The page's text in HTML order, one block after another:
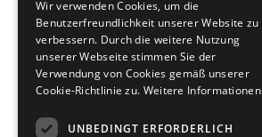
Brautschuhe
Sneaker
Merlet
Nueva Epoca
Bilder
Wir verwenden Cookies, um die
Benutzerfreundlichkeit unserer Website zu
verbessern. Durch die weitere Nutzung
unserer Webseite stimmen Sie der
Verwendung von Cookies gemäß unserer
Cookie-Richtlinie zu. Weitere Informationen
UNBEDINGT ERFORDERLICH